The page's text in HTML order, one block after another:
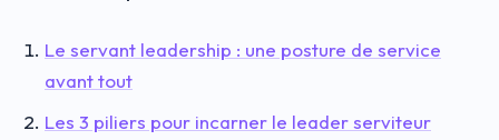
Le servant leadership : une posture de service
avant tout
Les 3 piliers pour incarner le leader serviteur